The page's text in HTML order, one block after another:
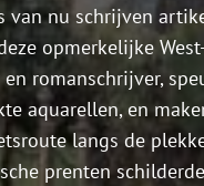
van nu schrijven
opmerkelijke
romanschrijver,
aquarellen, en
langs de
prenten